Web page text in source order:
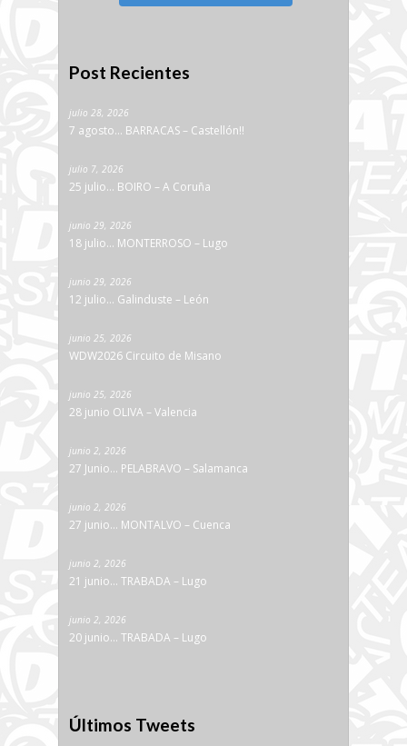
Post Recientes
julio 28, 2026
7 agosto… BARRACAS – Castellón!!
julio 7, 2026
25 julio… BOIRO – A Coruña
junio 29, 2026
18 julio… MONTERROSO – Lugo
junio 29, 2026
12 julio… Galinduste – León
junio 25, 2026
WDW2026 Circuito de Misano
junio 25, 2026
28 junio OLIVA – Valencia
junio 2, 2026
27 Junio… PELABRAVO – Salamanca
junio 2, 2026
27 junio… MONTALVO – Cuenca
junio 2, 2026
21 junio… TRABADA – Lugo
junio 2, 2026
20 junio… TRABADA – Lugo
Últimos Tweets